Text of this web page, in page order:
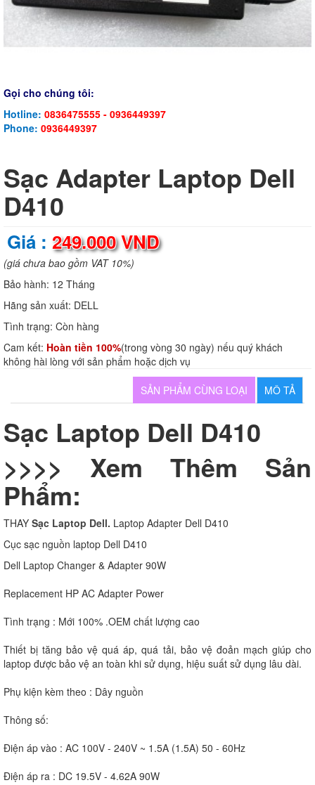
Gọi cho chúng tôi:
Hotline: 0836475555 - 0936449397
Phone: 0936449397
Sạc Adapter Laptop Dell
D410
Giá : 249.000 VND
(giá chưa bao gồm VAT 10%)
Bảo hành: 12 Tháng
Hãng sản xuất: DELL
Tình trạng: Còn hàng
Cam kết: Hoàn tiền 100%(trong vòng 30 ngày) nếu quý khách
không hài lòng với sản phẩm hoặc dịch vụ
MÔ TẢ
SẢN PHẨM CÙNG LOẠI
Sạc Laptop Dell D410
>>>> Xem Thêm Sản
Phẩm:
THAY Sạc Laptop Dell. Laptop Adapter Dell D410
Cục sạc nguồn laptop Dell D410
Dell Laptop Changer & Adapter 90W
Replacement HP AC Adapter Power
Tình trạng : Mới 100% .OEM chất lượng cao
Thiết bị tăng bảo vệ quá áp, quá tải, bảo vệ đoản mạch giúp cho
laptop được bảo vệ an toàn khi sử dụng, hiệu suất sử dụng lâu dài.
Phụ kiện kèm theo : Dây nguồn
Thông số:
Điện áp vào : AC 100V - 240V ~ 1.5A (1.5A) 50 - 60Hz
Điện áp ra : DC 19.5V - 4.62A 90W